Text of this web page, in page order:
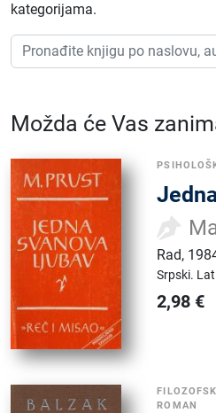
kategorijama.
Možda će Vas
Rad,
Srpski.
2,98 €
ROMAN